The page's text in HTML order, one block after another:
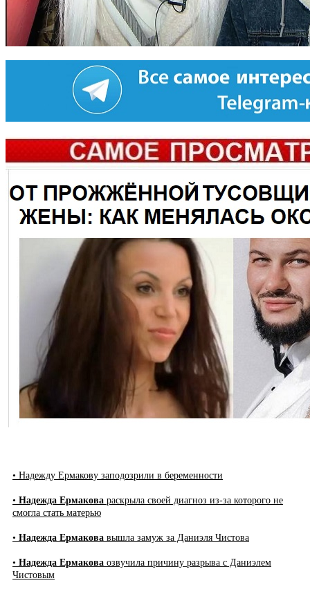
• Надежду Ермакову заподозрили в беременности
• Надежда Ермакова раскрыла своей диагноз из-за которого не
смогла стать матерью
• Надежда Ермакова вышла замуж за Даниэля Чистова
• Надежда Ермакова озвучила причину разрыва с Даниэлем
Чистовым